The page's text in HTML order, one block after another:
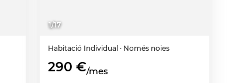
1/17
Habitació Individual · Només noies
290 €/mes